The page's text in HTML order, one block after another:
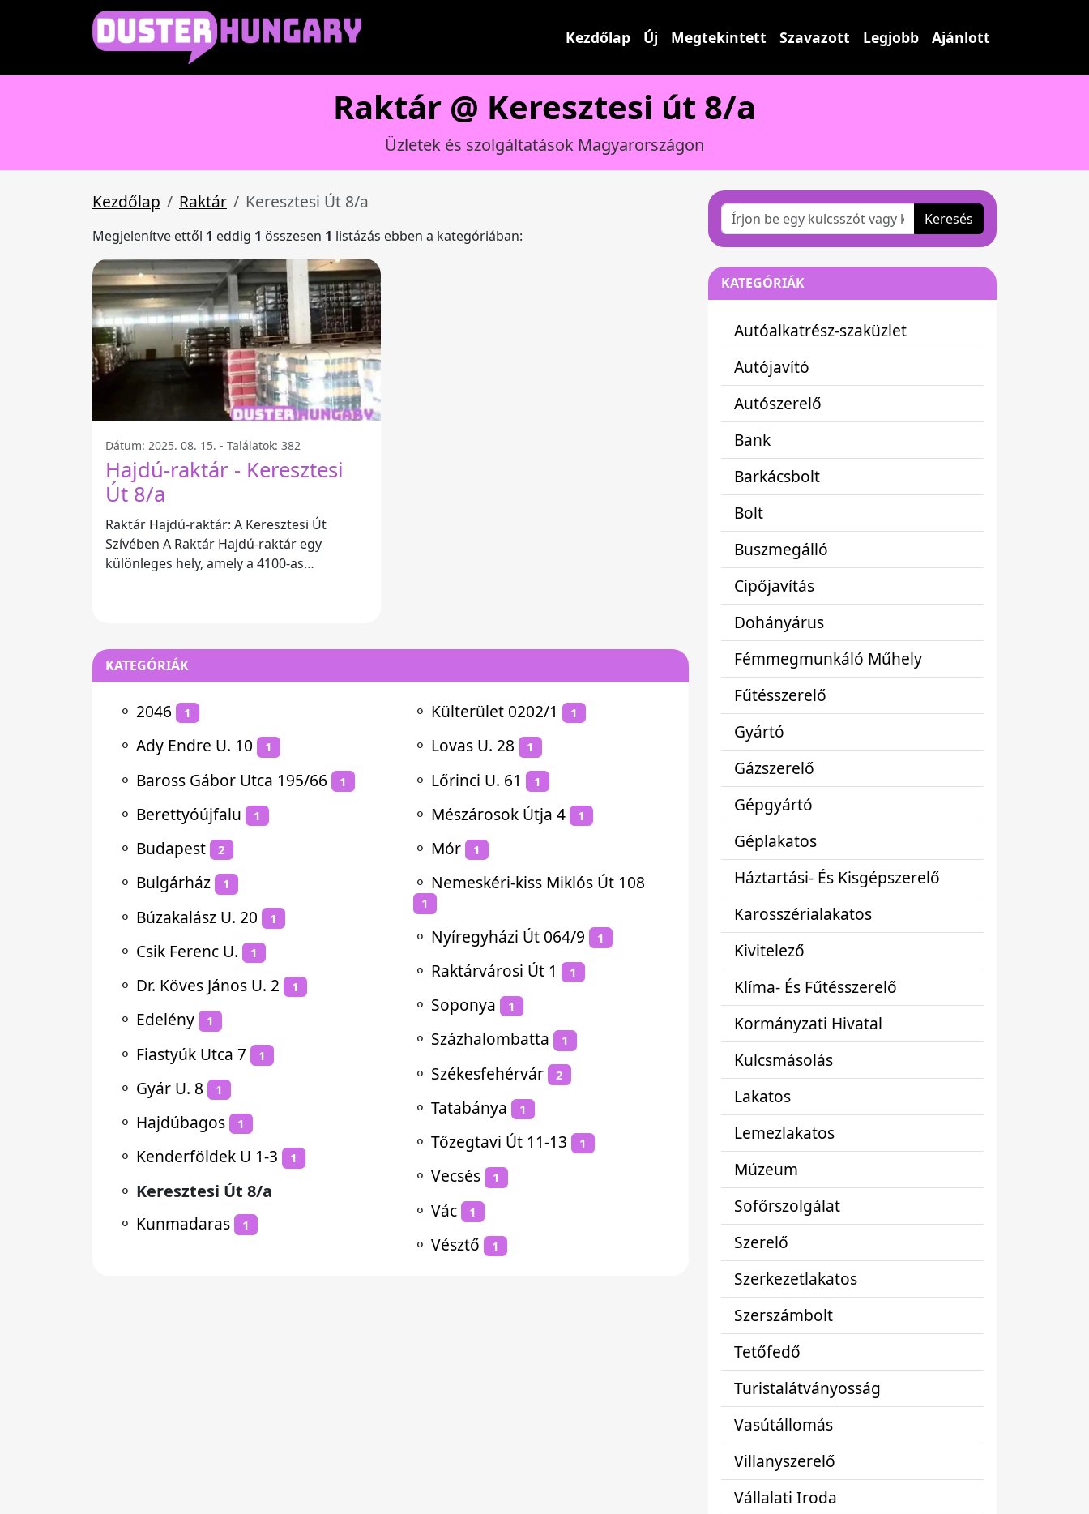
Kezdőlap Új Megtekintett Szavazott Legjobb Ajánlott
Raktár @ Keresztesi út 8/a
Üzletek és szolgáltatások Magyarországon
Kezdőlap Raktár Keresztesi Út 8/a
Megjelenítve ettől 1 eddig 1 összesen 1 listázás ebben a kategóriában:
Dátum: 2025. 08. 15. - Találatok: 382
Hajdú-raktár - Keresztesi
Út 8/a
Raktár Hajdú-raktár: A Keresztesi Út
Szívében A Raktár Hajdú-raktár egy
különleges hely, amely a 4100-as
KATEGÓRIÁK
⚬ 2046 1
⚬ Ady Endre U. 10 1
⚬ Baross Gábor Utca 195/66 1
⚬ Berettyóújfalu 1
⚬ Budapest 2
⚬ Bulgárház 1
⚬ Búzakalász U. 20 1
⚬ Csik Ferenc U. 1
⚬ Dr. Köves János U. 2 1
⚬ Edelény 1
⚬ Fiastyúk Utca 7 1
⚬ Gyár U. 8 1
⚬ Hajdúbagos 1
⚬ Kenderföldek U 1-3 1
⚬ Keresztesi Út 8/a
⚬ Kunmadaras 1
⚬ Külterület 0202/1 1
⚬ Lovas U. 28 1
⚬ Lőrinci U. 61 1
⚬ Mészárosok Útja 4 1
⚬ Mór 1
⚬ Nemeskéri-kiss Miklós Út 108
1
⚬ Nyíregyházi Út 064/9 1
⚬ Raktárvárosi Út 1 1
⚬ Soponya 1
⚬ Százhalombatta 1
⚬ Székesfehérvár 2
⚬ Tatabánya 1
⚬ Tőzegtavi Út 11-13 1
⚬ Vecsés 1
⚬ Vác 1
⚬ Vésztő 1
Keresés
KATEGÓRIÁK
Autóalkatrész-szaküzlet
Autójavító
Autószerelő
Bank
Barkácsbolt
Bolt
Buszmegálló
Cipőjavítás
Dohányárus
Fémmegmunkáló Műhely
Fűtésszerelő
Gyártó
Gázszerelő
Gépgyártó
Géplakatos
Háztartási- És Kisgépszerelő
Karosszérialakatos
Kivitelező
Klíma- És Fűtésszerelő
Kormányzati Hivatal
Kulcsmásolás
Lakatos
Lemezlakatos
Múzeum
Sofőrszolgálat
Szerelő
Szerkezetlakatos
Szerszámbolt
Tetőfedő
Turistalátványosság
Vasútállomás
Villanyszerelő
Vállalati Iroda